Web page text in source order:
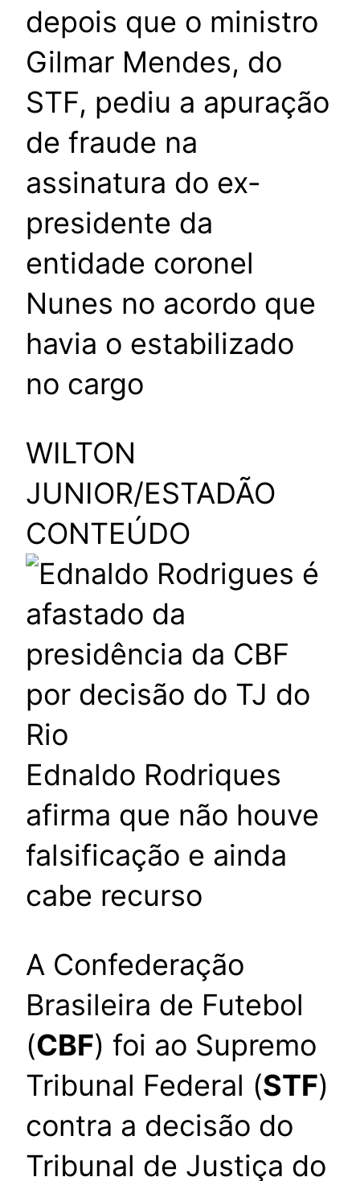
depois que o ministro
Gilmar Mendes, do
STF, pediu a apuração
de fraude na
assinatura do ex-
presidente da
entidade coronel
Nunes no acordo que
havia o estabilizado
no cargo
WILTON
JUNIOR/ESTADÃO
CONTEÚDO
Ednaldo Rodriques
afirma que não houve
falsificação e ainda
cabe recurso
A Confederação
Brasileira de Futebol
(CBF) foi ao Supremo
Tribunal Federal (STF)
contra a decisão do
Tribunal de Justiça do